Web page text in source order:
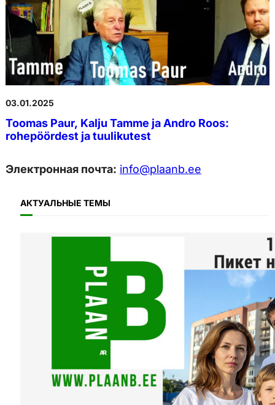
03.01.2025
Toomas Paur, Kalju Tamme ja Andro Roos:
rohepöördest ja tuulikutest
Электронная почта: info@plaanb.ee
АКТУАЛЬНЫЕ ТЕМЫ